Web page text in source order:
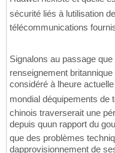
sécurité liés à lutilisation
télécommunications
Signalons au passage que
renseignement
considéré à lheure
mondial déquipements
chinois traverserait une
depuis quun rapport du
que des problèmes
dapprovisionnement de